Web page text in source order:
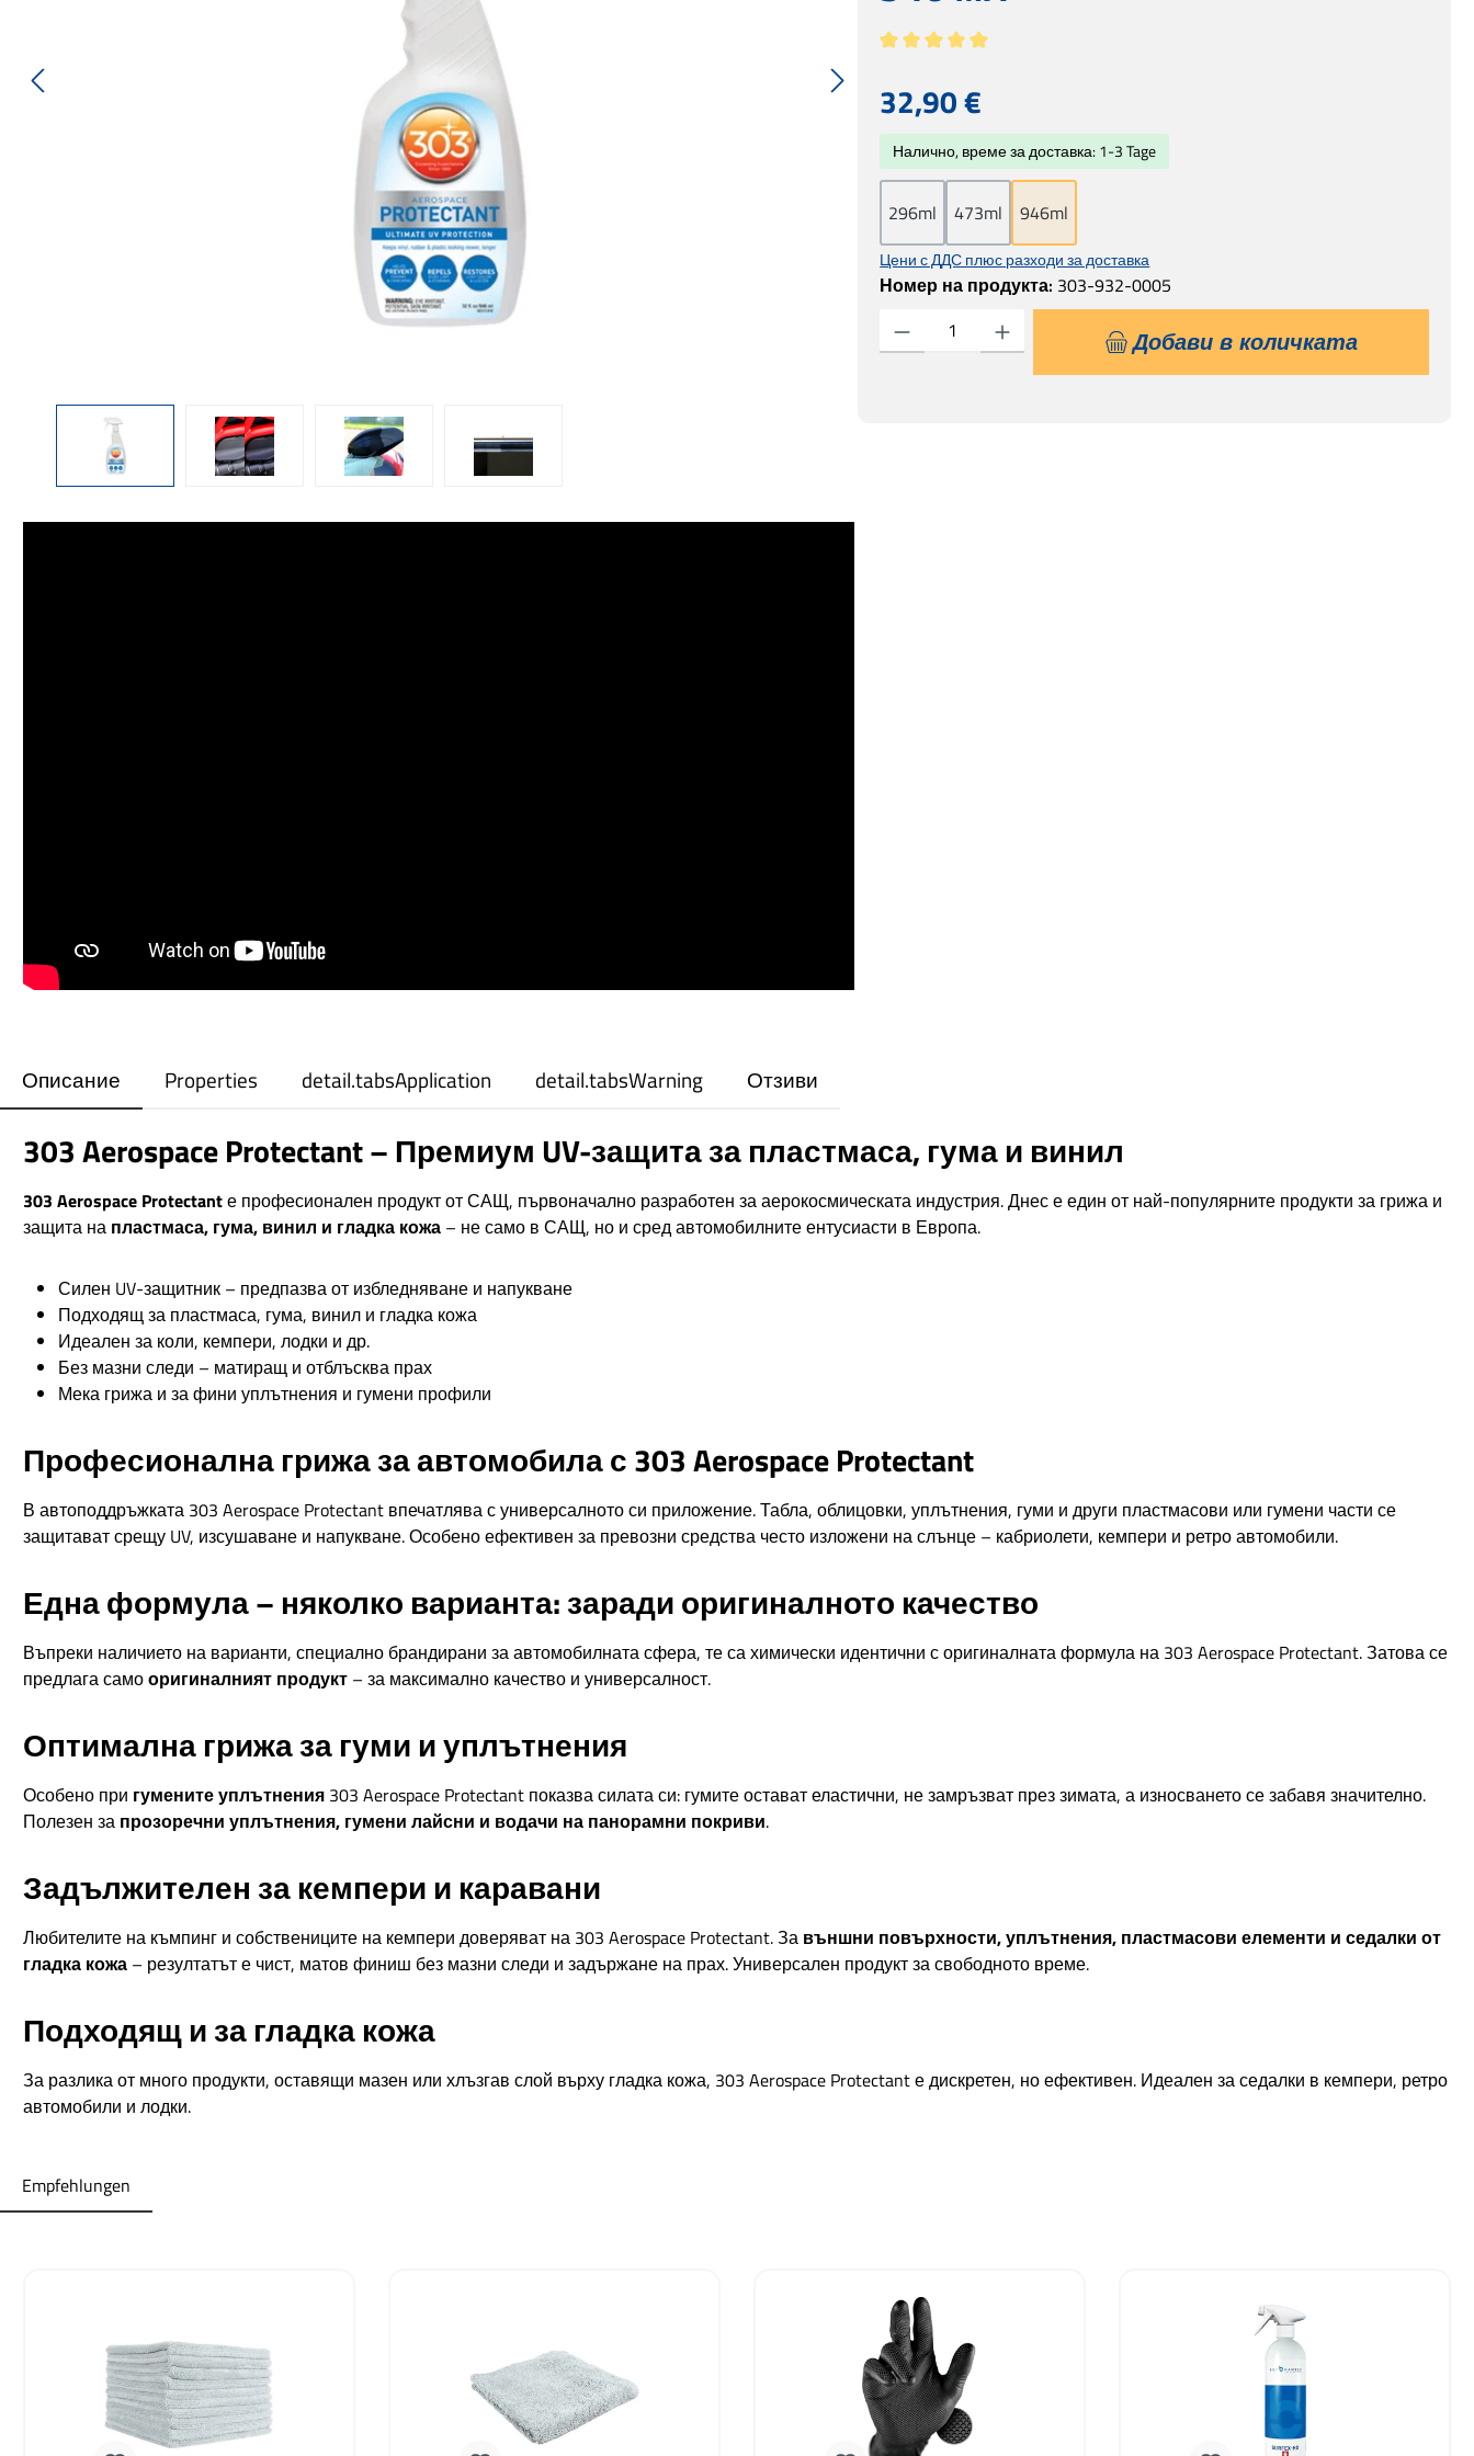
Редовна цена:
32,90 €
Цени с ДДС плюс разходи за доставка
Номер на продукта: 303-932-0005
Налично, време за доставка: 1-3 Tage
296ml 473ml 946ml
Количество на продукта: Въведете желаната сума или използвайте бутоните, за
Добави в количката
Описание Properties detail.tabsApplication detail.tabsWarning Отзиви
303 Aerospace Protectant – Премиум UV-защита за пластмаса, гума и винил
303 Aerospace Protectantе професионален продукт от САЩ, първоначално разработен за аерокосмическата индустрия. Днес е един от най-популярните продукти за грижа и
защита на пластмаса, гума, винил и гладка кожа – не само в САЩ, но и сред автомобилните ентусиасти в Европа.
Силен UV-защитник – предпазва от избледняване и напукване
Подходящ за пластмаса, гума, винил и гладка кожа
Идеален за коли, кемпери, лодки и др.
Без мазни следи – матиращ и отблъсква прах
Мека грижа и за фини уплътнения и гумени профили
Професионална грижа за автомобила с 303 Aerospace Protectant
В автоподдръжката 303 Aerospace Protectant впечатлява с универсалното си приложение. Табла, облицовки, уплътнения, гуми и други пластмасови или гумени части се
защитават срещу UV, изсушаване и напукване. Особено ефективен за превозни средства често изложени на слънце – кабриолети, кемпери и ретро автомобили.
Една формула – няколко варианта: заради оригиналното качество
Въпреки наличието на варианти, специално брандирани за автомобилната сфера, те са химически идентични с оригиналната формула на 303 Aerospace Protectant. Затова се
предлага самооригиналният продукт – за максимално качество и универсалност.
Оптимална грижа за гуми и уплътнения
Особено при гумените уплътнения 303 Aerospace Protectant показва силата си: гумите остават еластични, не замръзват през зимата, а износването се забавя значително.
Полезен за прозоречни уплътнения, гумени лайсни и водачи на панорамни покриви.
Задължителен за кемпери и каравани
Любителите на къмпинг и собствениците на кемпери доверяват на 303 Aerospace Protectant. За външни повърхности, уплътнения, пластмасови елементи и седалки от
гладка кожа – резултатът е чист, матов финиш без мазни следи и задържане на прах. Универсален продукт за свободното време.
Подходящ и за гладка кожа
За разлика от много продукти, оставящи мазен или хлъзгав слой върху гладка кожа, 303 Aerospace Protectant е дискретен, но ефективен. Идеален за седалки в кемпери, ретро
автомобили и лодки.
Empfehlungen